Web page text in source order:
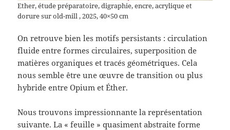
Ether, étude préparatoire, digraphie, encre, acrylique et
dorure sur old-mill , 2025, 40×50 cm
On retrouve bien les motifs persistants : circulation
fluide entre formes circulaires, superposition de
matières organiques et tracés géométriques. Cela
nous semble être une œuvre de transition ou plus
hybride entre Opium et Éther.
Nous trouvons impressionnante la représentation
suivante. La « feuille » quasiment abstraite forme